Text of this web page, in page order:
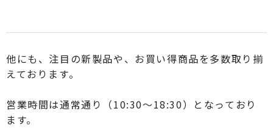
他にも、注目の新製品や、お買い得商品を多数取り揃
えております。
営業時間は通常通り（10:30〜18:30）となっており
ます。